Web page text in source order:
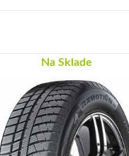
Na Sklade